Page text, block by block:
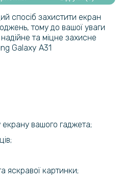
для Samsung Galaxy A33 5G
спосіб захистити екран
тому до вашої уваги
та міцне захисне
Galaxy A31
вашого гаджета;
яскравої картинки;